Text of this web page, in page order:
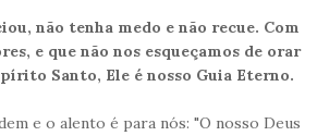
não tenha medo e não recue. Com
e que não nos esqueçamos de orar
Santo, Ele é nosso Guia Eterno.
e o alento é para nós: "O nosso Deus